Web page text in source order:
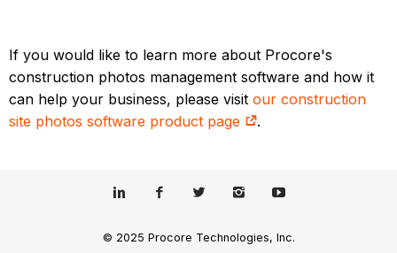
If you would like to learn more about Procore's
construction photos management software and how it
can help your business, please visitour construction
site photos software product page
.
© 2025 Procore Technologies, Inc.